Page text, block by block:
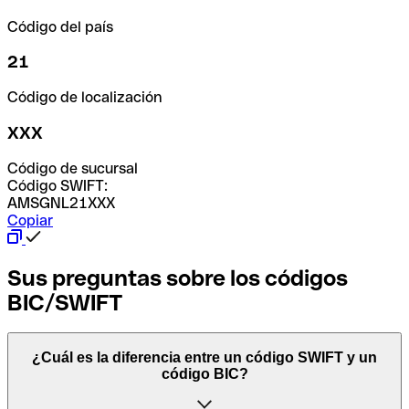
Código del país
21
Código de localización
XXX
Código de sucursal
Código SWIFT:
AMSGNL21XXX
Copiar
Sus preguntas sobre los códigos
BIC/SWIFT
¿Cuál es la diferencia entre un código SWIFT y un
código BIC?